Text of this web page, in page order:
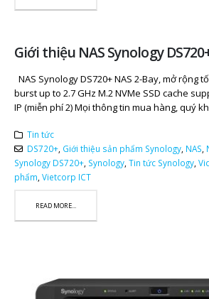
Giới thiệu NAS Synology
NAS Synology DS720+ NAS 2-Bay, mở rộng
burst up to 2.7 GHz M.2 NVMe SSD cache
IP (miễn phí 2) Mọi thông tin mua hàng, quý
Tin tức
DS720+, Giới thiệu sản phẩm Synology, NAS,
Synology DS720+, Synology, Tin tức Synology,
phẩm, Vietcorp ICT
READ MORE...